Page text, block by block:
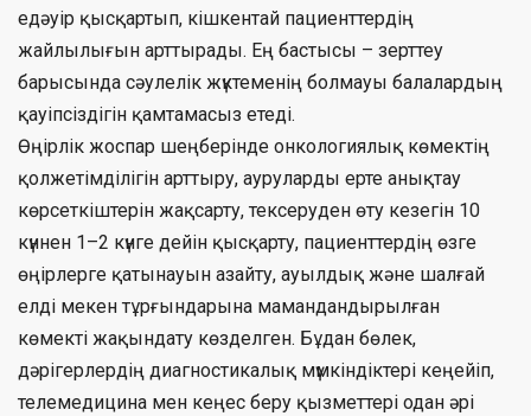
едәуір қысқартып, кішкентай пациенттердің
жайлылығын арттырады. Ең бастысы – зерттеу
барысында сәулелік жүктеменің болмауы балалардың
қауіпсіздігін қамтамасыз етеді.
Өңірлік жоспар шеңберінде онкологиялық көмектің
қолжетімділігін арттыру, ауруларды ерте анықтау
көрсеткіштерін жақсарту, тексеруден өту кезегін 10
күннен 1–2 күнге дейін қысқарту, пациенттердің өзге
өңірлерге қатынауын азайту, ауылдық және шалғай
елді мекен тұрғындарына мамандандырылған
көмекті жақындату көзделген. Бұдан бөлек,
дәрігерлердің диагностикалық мүмкіндіктері кеңейіп,
телемедицина мен кеңес беру қызметтері одан әрі